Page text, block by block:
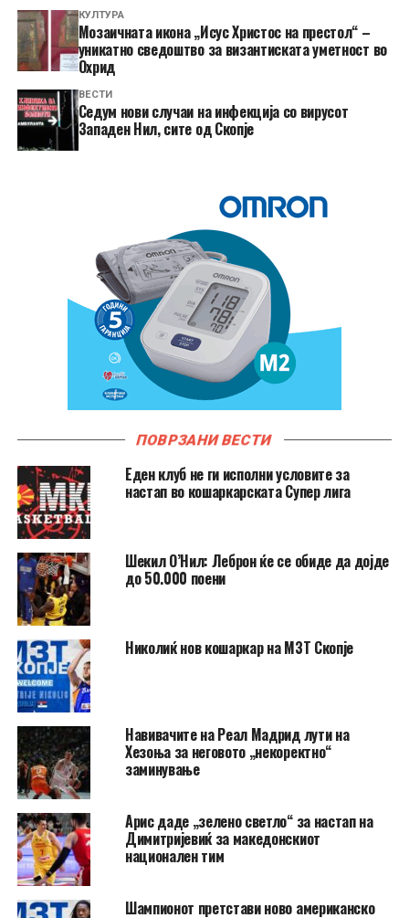
КУЛТУРА
Мозаичната икона „Исус Христос на престол“ –
уникатно сведоштво за византиската уметност во
Охрид
ВЕСТИ
Седум нови случаи на инфекција со вирусот
Западен Нил, сите од Скопје
ПОВРЗАНИ ВЕСТИ
Еден клуб не ги исполни условите за
настап во кошаркарската Супер лига
Шекил О’Нил: Леброн ќе се обиде да дојде
до 50.000 поени
Николиќ нов кошаркар на МЗТ Скопје
Навивачите на Реал Мадрид лути на
Хезоња за неговото „некоректно“
заминување
Арис даде „зелено светло“ за настап на
Димитријевиќ за македонскиот
национален тим
Шампионот претстави ново американско